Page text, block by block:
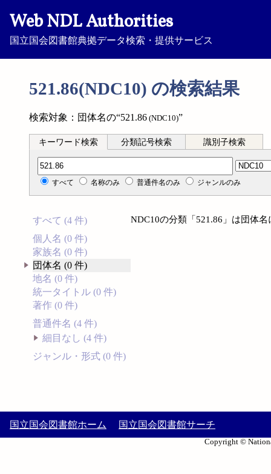
Web NDL Authorities
国立国会図書館典拠データ検索・提供サービス
521.86(NDC10) の検索結果
検索対象：団体名の“521.86 (NDC10)”
キーワード検索 分類記号検索 識別子検索
分類記号検索
すべて 名称のみ 普通件名のみ ジャンルのみ
すべて (4 件)
個人名 (0 件)
家族名 (0 件)
団体名 (0 件)
地名 (0 件)
統一タイトル (0 件)
著作 (0 件)
普通件名 (4 件)
細目なし (4 件)
ジャンル・形式 (0 件)
NDC10の分類「521.86」は団体
国立国会図書館ホーム 国立国会図書館サーチ
Copyright ©